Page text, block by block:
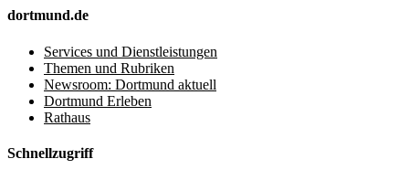
dortmund.de
Services und Dienstleistungen
Themen und Rubriken
Newsroom: Dortmund aktuell
Dortmund Erleben
Rathaus
Schnellzugriff